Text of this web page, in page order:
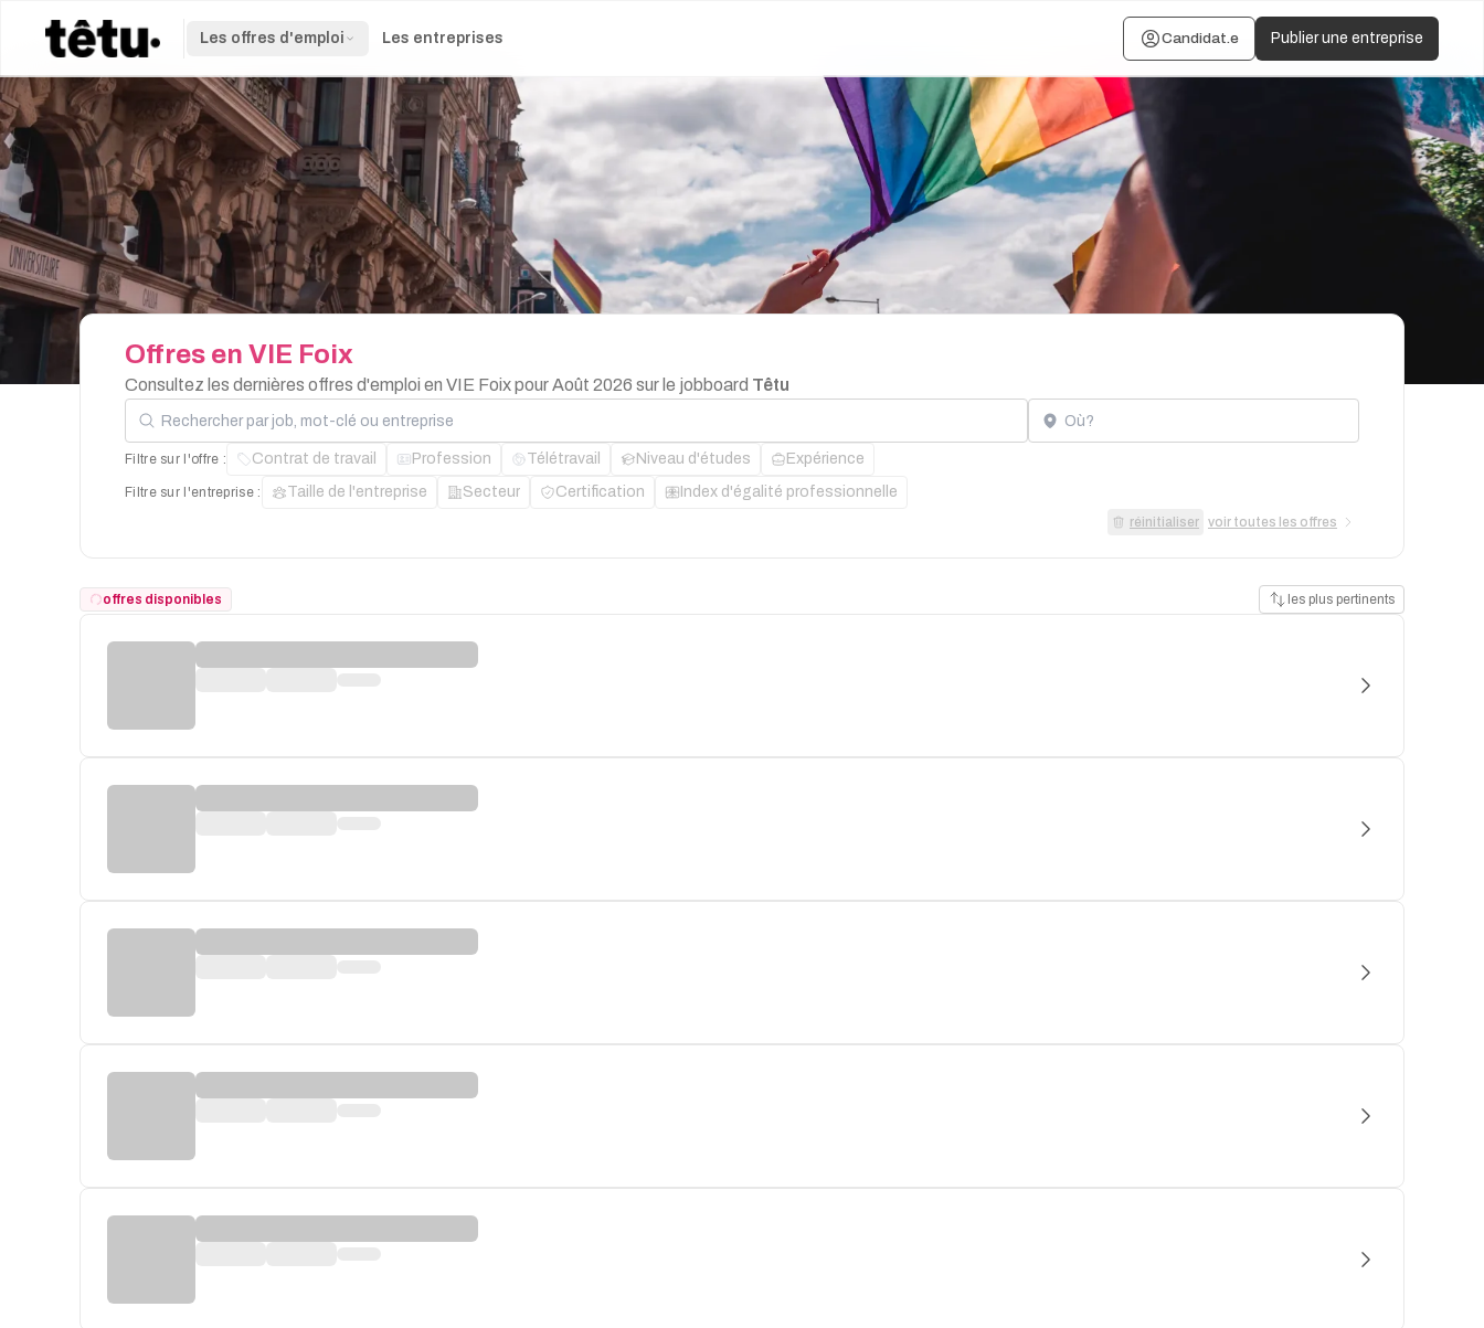
Les offres d'emploi Les entreprises Candidat.e Publier une entreprise
Offres en VIE Foix
Consultez les dernières offres d'emploi en VIE Foix pour Août 2026 sur le jobboard Têtu
Rechercher par job, mot-clé ou entreprise Localisation
Filtre sur l'offre : Contrat de travail Profession Télétravail Niveau d'études Expérience
Filtre sur l'entreprise : Taille de l'entreprise Secteur Certification Index d'égalité professionnelle
réinitialiser voir toutes les offres
offres disponibles les plus pertinents